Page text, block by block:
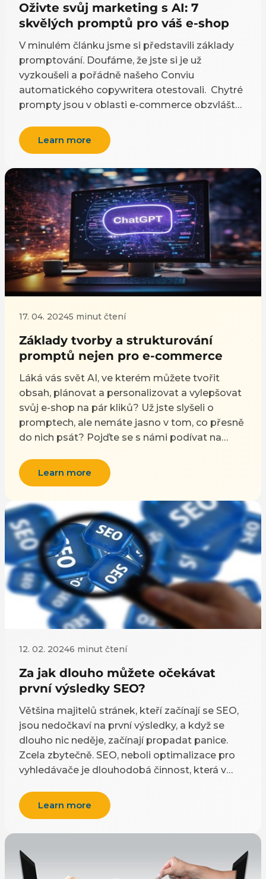
Oživte svůj marketing s AI: 7
skvělých promptů pro váš e-shop
V minulém článku jsme si představili základy
promptování. Doufáme, že jste si je už
vyzkoušeli a pořádně našeho Conviu
automatického copywritera otestovali. Chytré
prompty jsou v oblasti e-commerce obzvláště
zvyšuje šance na zapojení a prodej. Dnes vám
přinášíme konkrétní tipy, které využijete v
shopu. Vyzkoušejte si 7 promptů, které můžete
jednoduše upravit na míru vaší značce a
okamžitě tak generovat obsah, který výrazně
zvýší šanci na prodeje a oslovení těch
správných zákazníků.
Learn more
17. 04. 20245 minut čtení
Základy tvorby a strukturování
promptů nejen pro e-commerce
Láká vás svět AI, ve kterém můžete tvořit
obsah, plánovat a personalizovat a vylepšovat
svůj e-shop na pár kliků? Už jste slyšeli o
promptech, ale nemáte jasno v tom, co přesně
do nich psát? Pojďte se s námi podívat na
s umělou inteligencí.
Learn more
12. 02. 20246 minut čtení
Za jak dlouho můžete očekávat
první výsledky SEO?
Většina majitelů stránek, kteří začínají se SEO,
jsou nedočkaví na první výsledky, a když se
dlouho nic neděje, začínají propadat panice.
Zcela zbytečně. SEO, neboli optimalizace pro
vyhledávače je dlouhodobá činnost, která v
Learn more